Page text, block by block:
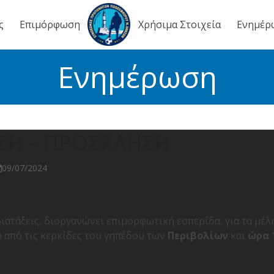
Επιμόρφωση Χρήσιμα Στοιχεία
Ενημέρωση
09/07/2024
διοργανώνει επιμορφωτική εσπερίδα, για τα
τις κερκίδες του γηπέδου των Περιβολίων και ώρα